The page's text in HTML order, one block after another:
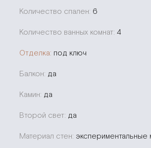
Количество спален: 6
Количество ванных комнат: 4
Отделка: под ключ
Балкон: да
Камин: да
Второй свет: да
Материал стен: экспериментальные